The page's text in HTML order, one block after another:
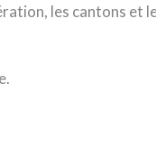
les cantons et